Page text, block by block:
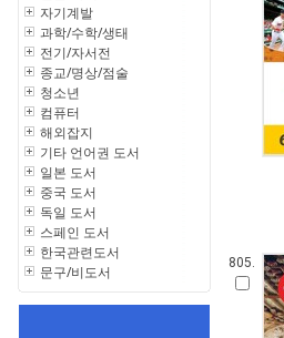
자기계발
과학/수학/생태
전기/자서전
종교/명상/점술
청소년
컴퓨터
해외잡지
기타 언어권 도서
일본 도서
중국 도서
독일 도서
스페인 도서
한국관련도서
문구/비도서
805.